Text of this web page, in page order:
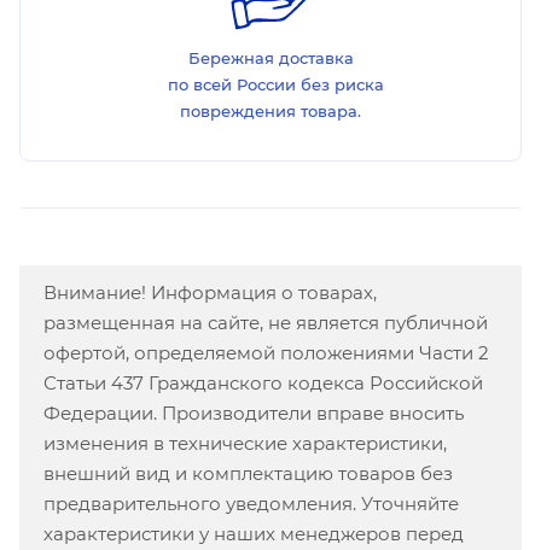
Бережная доставка
по всей России без риска
повреждения товара.
Внимание! Информация о товарах,
размещенная на сайте, не является публичной
офертой, определяемой положениями Части 2
Статьи 437 Гражданского кодекса Российской
Федерации. Производители вправе вносить
изменения в технические характеристики,
внешний вид и комплектацию товаров без
предварительного уведомления. Уточняйте
характеристики у наших менеджеров перед